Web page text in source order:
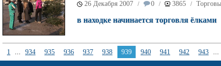
26 Декабря 2007 / 0 / 3865 /
в находке начинается торговля ёлками
1 ... 934 935 936 937 938 939 940 941 942 943 ...